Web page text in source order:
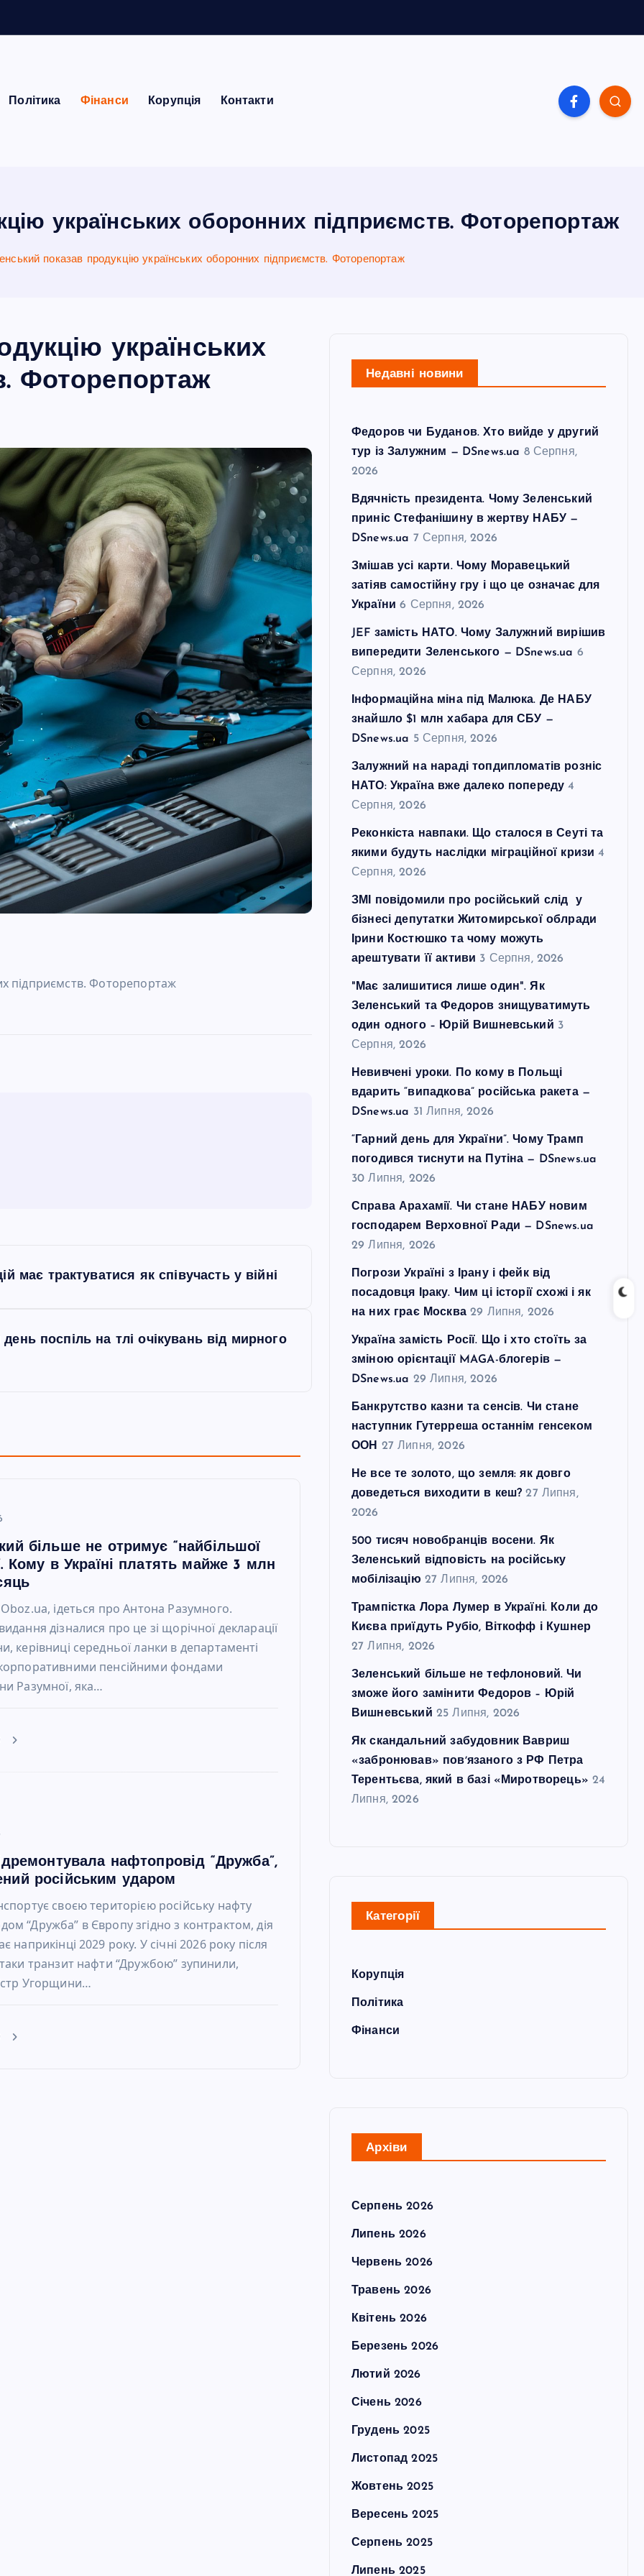
Політика Фінанси Корупція Контакти
українських оборонних підприємств. Фоторепортаж
показав продукцію українських оборонних підприємств. Фоторепортаж
українських
Фоторепортаж
підприємств. Фоторепортаж
має трактуватися як співучасть у війні
день поспіль на тлі очікувань від мирного
більше не отримує “найбільшої
Кому в Україні платять майже 3 млн
ідеться про Антона Разумного.
дізналися про це зі щорічної декларації
керівниці середньої ланки в департаменті
пенсійними фондами
Разумної, яка…
нафтопровід “Дружба”,
російським ударом
своєю територією російську нафту
“Дружба” в Європу згідно з контрактом, дія
наприкінці 2029 року. У січні 2026 року після
транзит нафти “Дружбою” зупинили,
Угорщини…
Недавні новини
Федоров чи Буданов. Хто вийде у другий
тур із Залужним — DSnews.ua 8 Серпня,
2026
Вдячність президента. Чому Зеленський
приніс Стефанішину в жертву НАБУ —
DSnews.ua 7 Серпня, 2026
Змішав усі карти. Чому Моравецький
затіяв самостійну гру і що це означає для
України 6 Серпня, 2026
JEF замість НАТО. Чому Залужний вирішив
випередити Зеленського — DSnews.ua 6
Серпня, 2026
Інформаційна міна під Малюка. Де НАБУ
знайшло $1 млн хабара для СБУ —
DSnews.ua 5 Серпня, 2026
Залужний на нараді топдипломатів розніс
НАТО: Україна вже далеко попереду 4
Серпня, 2026
Реконкіста навпаки. Що сталося в Сеуті та
якими будуть наслідки міграційної кризи 4
Серпня, 2026
ЗМІ повідомили про російський слід у
бізнесі депутатки Житомирської облради
Ірини Костюшко та чому можуть
арештувати її активи 3 Серпня, 2026
"Має залишитися лише один". Як
Зеленський та Федоров знищуватимуть
один одного – Юрій Вишневський 3
Серпня, 2026
Невивчені уроки. По кому в Польщі
вдарить “випадкова” російська ракета —
DSnews.ua 31 Липня, 2026
“Гарний день для України”. Чому Трамп
погодився тиснути на Путіна — DSnews.ua
30 Липня, 2026
Справа Арахамії. Чи стане НАБУ новим
господарем Верховної Ради — DSnews.ua
29 Липня, 2026
Погрози Україні з Ірану і фейк від
посадовця Іраку. Чим ці історії схожі і як
на них грає Москва 29 Липня, 2026
Україна замість Росії. Що і хто стоїть за
зміною орієнтації MAGA-блогерів —
DSnews.ua 29 Липня, 2026
Банкрутство казни та сенсів. Чи стане
наступник Гутерреша останнім генсеком
ООН 27 Липня, 2026
Не все те золото, що земля: як довго
доведеться виходити в кеш? 27 Липня,
2026
500 тисяч новобранців восени. Як
Зеленський відповість на російську
мобілізацію 27 Липня, 2026
Трампістка Лора Лумер в Україні. Коли до
Києва приїдуть Рубіо, Віткофф і Кушнер
27 Липня, 2026
Зеленський більше не тефлоновий. Чи
зможе його замінити Федоров – Юрій
Вишневський 25 Липня, 2026
Як скандальний забудовник Вавриш
«забронював» повʼязаного з РФ Петра
Терентьєва, який в базі «Миротворець» 24
Липня, 2026
Категорії
Корупція
Політика
Фінанси
Архіви
Серпень 2026
Липень 2026
Червень 2026
Травень 2026
Квітень 2026
Березень 2026
Лютий 2026
Січень 2026
Грудень 2025
Листопад 2025
Жовтень 2025
Вересень 2025
Серпень 2025
Липень 2025